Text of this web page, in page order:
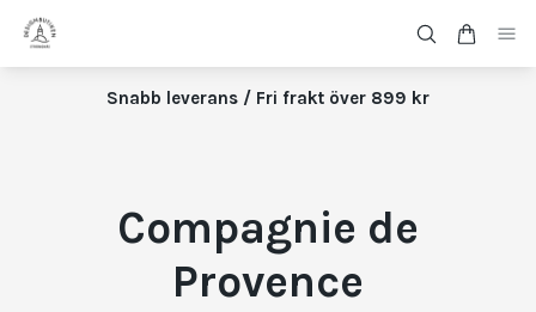
Snabb leverans / Fri frakt över 899 kr
Compagnie de
Provence